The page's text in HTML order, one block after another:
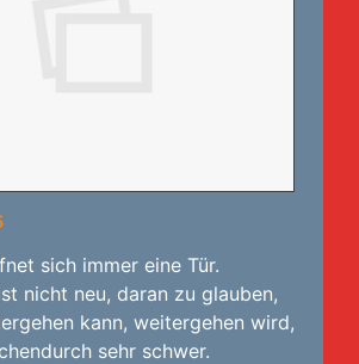
sich immer eine Tür.
nicht neu, daran zu glauben,
kann, weitergehen wird,
sehr schwer.